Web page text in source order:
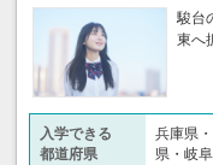
駿台
東へ
入学できる
都道府県
兵庫県
県・岐